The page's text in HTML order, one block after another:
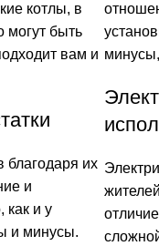
котлы, в
могут быть
вам и
благодаря их
и
как и у
и минусы.